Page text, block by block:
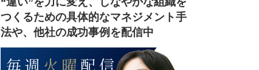
つくるための具体的なマネジメント手
法や、他社の成功事例を配信中